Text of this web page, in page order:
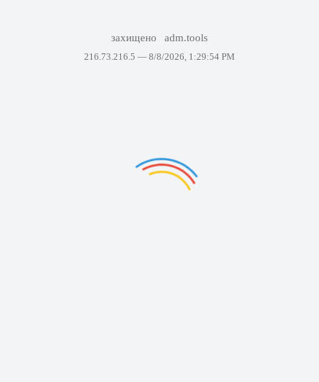
захищено adm.tools
216.73.216.5 — 8/8/2026, 1:29:54 PM